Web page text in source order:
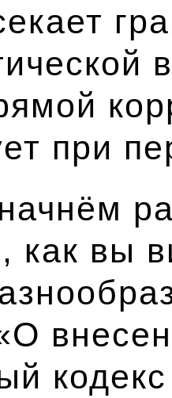
при
как вы
кодекс